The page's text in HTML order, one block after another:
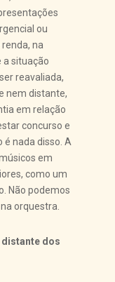
ou
na
a situação
reavaliada,
nem distante,
em relação
concurso e
nada disso. A
em
como um
Não podemos
orquestra.
dos